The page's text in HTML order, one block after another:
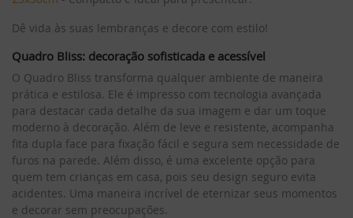
Dê vida às suas lembranças e decore com estilo!
Quadro Bliss: decoração sofisticada e acessível
O Quadro Bliss transforma qualquer ambiente de maneira
prática e estilosa. Ele é impresso com tecnologia avançada
para destacar cada detalhe da sua imagem e dar um toque
moderno à decoração. Além de leve e resistente, acompanha
fita dupla face para fixação fácil e segura sem necessidade de
furos na parede. Além disso, é uma excelente opção para
quem tem crianças em casa, pois seu design seguro evita
acidentes. Uma maneira incrível de eternizar seus momentos
e decorar sem preocupações.